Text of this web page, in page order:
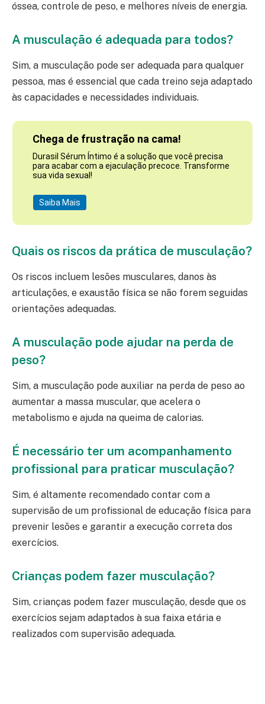
óssea, controle de peso, e melhores níveis de energia.
A musculação é adequada para todos?
Sim, a musculação pode ser adequada para qualquer
pessoa, mas é essencial que cada treino seja adaptado
às capacidades e necessidades individuais.
Chega de frustração na cama!
Durasil Sérum Íntimo é a solução que você precisa
para acabar com a ejaculação precoce. Transforme
sua vida sexual!
Saiba Mais
Quais os riscos da prática de musculação?
Os riscos incluem lesões musculares, danos às
articulações, e exaustão física se não forem seguidas
orientações adequadas.
A musculação pode ajudar na perda de
peso?
Sim, a musculação pode auxiliar na perda de peso ao
aumentar a massa muscular, que acelera o
metabolismo e ajuda na queima de calorias.
É necessário ter um acompanhamento
profissional para praticar musculação?
Sim, é altamente recomendado contar com a
supervisão de um profissional de educação física para
prevenir lesões e garantir a execução correta dos
exercícios.
Crianças podem fazer musculação?
Sim, crianças podem fazer musculação, desde que os
exercícios sejam adaptados à sua faixa etária e
realizados com supervisão adequada.